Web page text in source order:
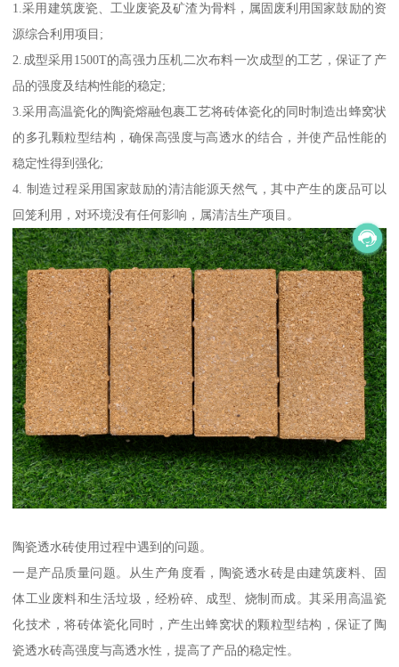
1.采用建筑废瓷、工业废瓷及矿渣为骨料，属固废利用国家鼓励的资
源综合利用项目;
2.成型采用1500T的高强力压机二次布料一次成型的工艺，保证了产
品的强度及结构性能的稳定;
3.采用高温瓷化的陶瓷熔融包裹工艺将砖体瓷化的同时制造出蜂窝状
的多孔颗粒型结构，确保高强度与高透水的结合，并使产品性能的
稳定性得到强化;
4. 制造过程采用国家鼓励的清洁能源天然气，其中产生的废品可以
回笼利用，对环境没有任何影响，属清洁生产项目。
陶瓷透水砖使用过程中遇到的问题。
一是产品质量问题。从生产角度看，陶瓷透水砖是由建筑废料、固
体工业废料和生活垃圾，经粉碎、成型、烧制而成。其采用高温瓷
化技术，将砖体瓷化同时，产生出蜂窝状的颗粒型结构，保证了陶
瓷透水砖高强度与高透水性，提高了产品的稳定性。